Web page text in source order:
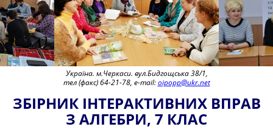
Україна. м.Черкаси. вул.Бидгощська 38/1,
тел (факс) 64-21-78, e-mail:oipopp@ukr.net
ЗБІРНИК ІНТЕРАКТИВНИХ ВПРАВ
З АЛГЕБРИ, 7 КЛАС